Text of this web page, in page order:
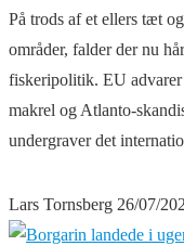
På trods af et ellers tæt
områder, falder der nu
fiskeripolitik. EU
makrel og Atlanto-
undergraver det
Lars Tornsberg 26/07/